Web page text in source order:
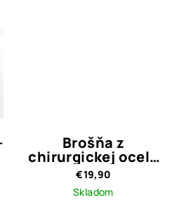
Brošňa z
chirurgickej ocele
Srdiečko 2
€19,90
Skladom